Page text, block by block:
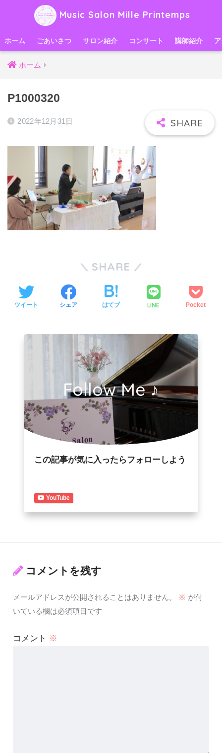
Music Salon Mille Printemps
ホーム ごあいさつ サロン紹介 コンサート 講師紹介
ホーム
P1000320
2022年12月31日
SHARE
ツイート シェア はてブ LINE Pocket
Follow Me ♪
この記事が気に入ったらフォローしよう
YouTube
コメントを残す
メールアドレスが公開されることはありません。 ※ が付
いている欄は必須項目です
コメント ※